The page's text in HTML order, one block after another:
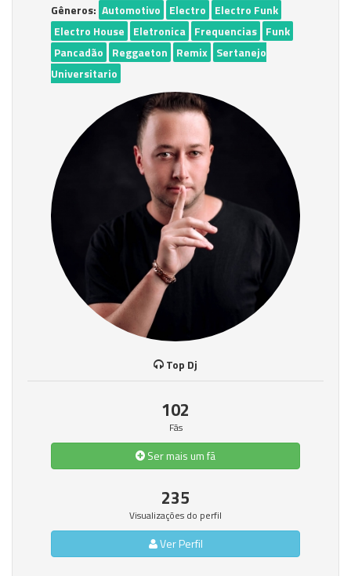
Gêneros: Automotivo Electro
Electro Funk
Electro House
Eletronica Frequencias Funk
Pancadão
Reggaeton Remix Sertanejo
Universitario
Top Dj
102
Fãs
Ser mais um fã
235
Visualizações do perfil
Ver Perfil